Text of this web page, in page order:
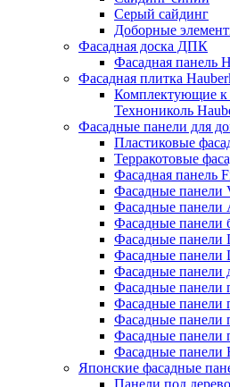
Серый сайдинг
Доборные
Фасадная доска ДПК
Фасадная панель
Фасадная плитка
Комплектующие к
Технониколь
Фасадные панели для
Пластиковые
Терракотовые
Фасадная панель
Фасадные панели
Фасадные панели
Фасадные панели
Фасадные панели
Фасадные панели
Фасадные панели
Фасадные панели
Фасадные панели
Фасадные панели
Фасадные панели
Фасадные панели
Японские фасадные
Панели под